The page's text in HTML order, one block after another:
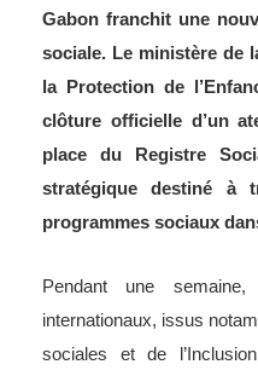
Gabon franchit une
sociale. Le ministère de
la Protection de
clôture officielle d’un
place du Registre
stratégique destiné à
programmes sociaux
Pendant une
internationaux, issus
sociales et de